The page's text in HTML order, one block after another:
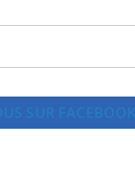
SUR FACEBOOK !